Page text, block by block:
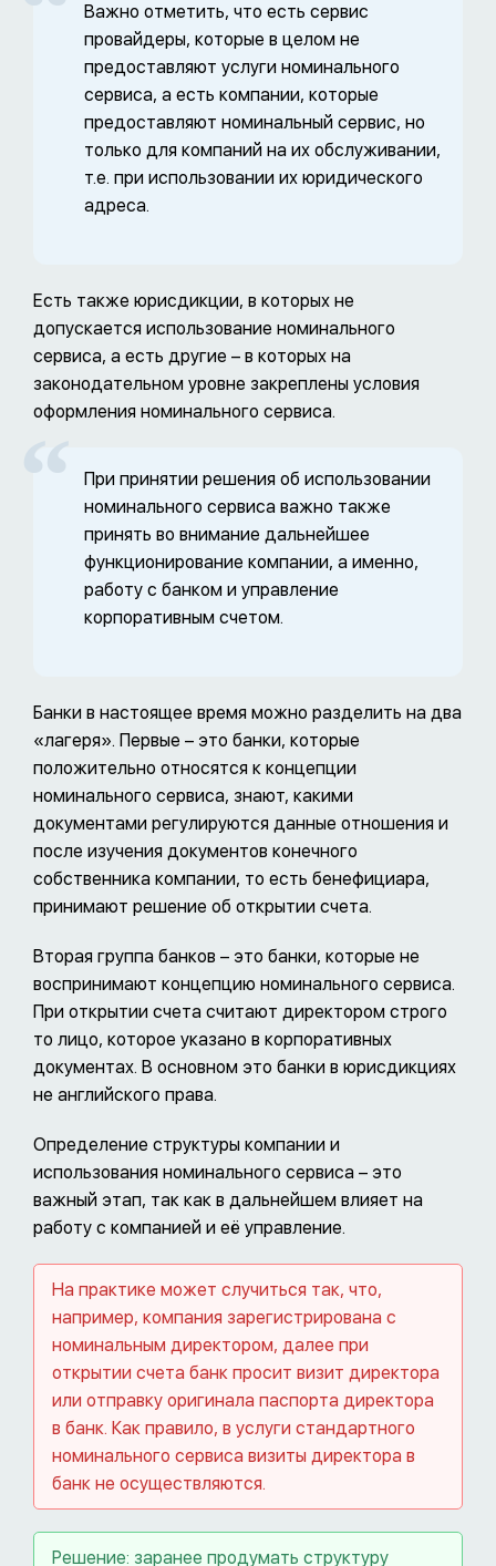
Важно отметить, что есть сервис
провайдеры, которые в целом не
предоставляют услуги номинального
сервиса, а есть компании, которые
предоставляют номинальный сервис, но
только для компаний на их обслуживании,
т.е. при использовании их юридического
адреса.
Есть также юрисдикции, в которых не
допускается использование номинального
сервиса, а есть другие – в которых на
законодательном уровне закреплены условия
оформления номинального сервиса.
При принятии решения об использовании
номинального сервиса важно также
принять во внимание дальнейшее
функционирование компании, а именно,
работу с банком и управление
корпоративным счетом.
Банки в настоящее время можно разделить на два
«лагеря». Первые – это банки, которые
положительно относятся к концепции
номинального сервиса, знают, какими
документами регулируются данные отношения и
после изучения документов конечного
собственника компании, то есть бенефициара,
принимают решение об открытии счета.
Вторая группа банков – это банки, которые не
воспринимают концепцию номинального сервиса.
При открытии счета считают директором строго
то лицо, которое указано в корпоративных
документах. В основном это банки в юрисдикциях
не английского права.
Определение структуры компании и
использования номинального сервиса – это
важный этап, так как в дальнейшем влияет на
работу с компанией и её управление.
На практике может случиться так, что,
например, компания зарегистрирована с
номинальным директором, далее при
открытии счета банк просит визит директора
или отправку оригинала паспорта директора
в банк. Как правило, в услуги стандартного
номинального сервиса визиты директора в
банк не осуществляются.
Решение: заранее продумать структуру